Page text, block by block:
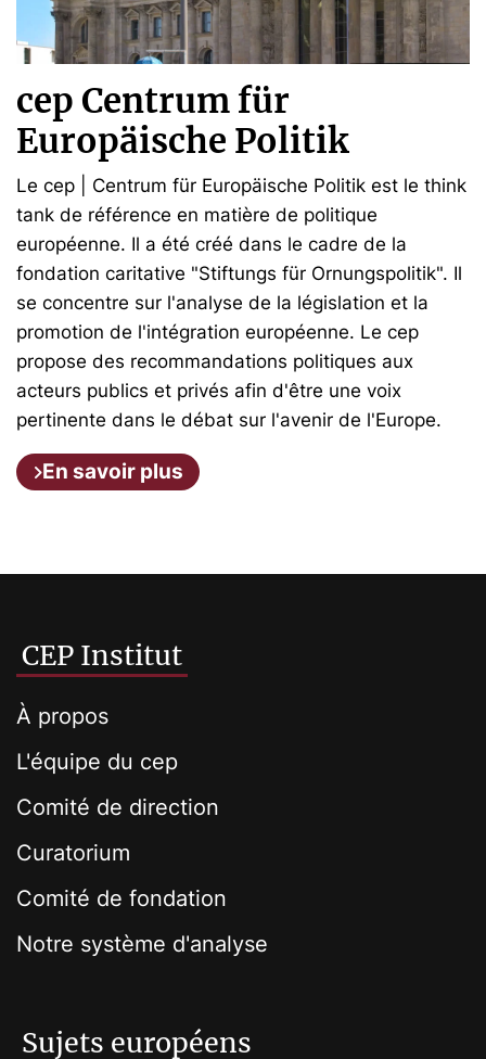
cep Centrum für
Europäische Politik
Le cep | Centrum für Europäische Politik est le think
tank de référence en matière de politique
européenne. Il a été créé dans le cadre de la
fondation caritative "Stiftungs für Ornungspolitik". Il
se concentre sur l'analyse de la législation et la
promotion de l'intégration européenne. Le cep
propose des recommandations politiques aux
acteurs publics et privés afin d'être une voix
pertinente dans le débat sur l'avenir de l'Europe.
En savoir plus
CEP Institut
À propos
L'équipe du cep
Comité de direction
Curatorium
Comité de fondation
Notre système d'analyse
Sujets européens